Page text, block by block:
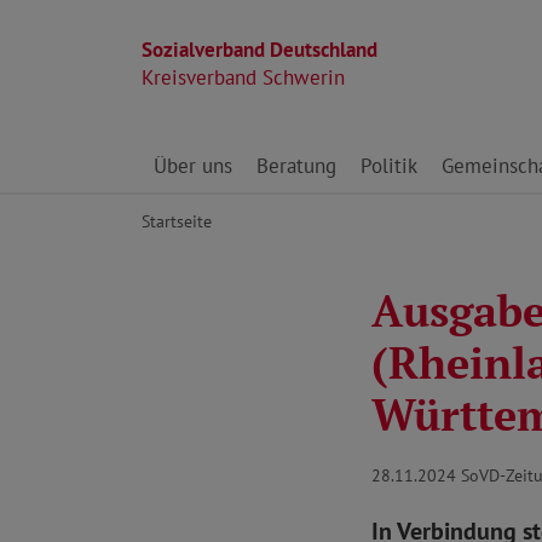
Sozialverband Deutschland
Kreisverband Schwerin
Direkt zu den Inhalten springen
Über uns Beratung Politik
Startseite
28.11.2024 SoVD-
In Verbindung